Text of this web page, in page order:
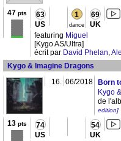
47 pts 63
US
1
dance
69
UK
featuring Miguel
[Kygo AS/Ultra]
écrit par David Phelan,
Kygo & Imagine Dragons
16. 06/2018
Born
Kygo
de
edition]
13 pts 74
US
54
UK